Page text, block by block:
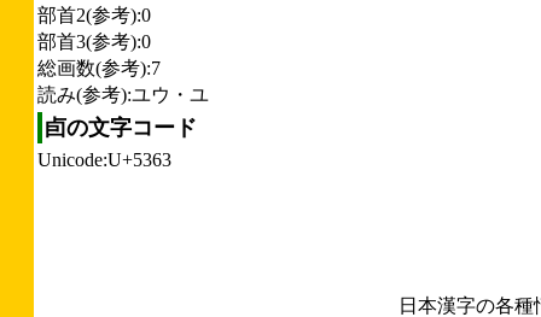
部首2(参考):0
部首3(参考):0
総画数(参考):7
読み(参考):ユウ・ユ
卣の文字コード
Unicode:U+5363
日本漢字の各